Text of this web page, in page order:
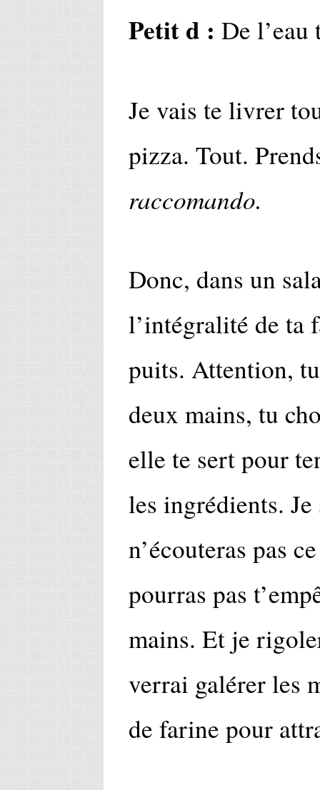
Petit d : De l’eau
Je vais te livrer
pizza. Tout.
raccomando.
Donc, dans un
l’intégralité de ta
puits. Attention,
deux mains, tu
elle te sert pour
les ingrédients.
n’écouteras pas
pourras pas
mains. Et je
verrai galérer les
de farine pour